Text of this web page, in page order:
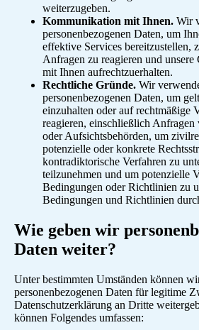
weiterzugeben.
Kommunikation mit Ihnen. Wir
personenbezogenen Daten, um
effektive Services bereitzustellen,
Anfragen zu reagieren und unsere
mit Ihnen aufrechtzuerhalten.
Rechtliche Gründe. Wir
personenbezogenen Daten, um
einzuhalten oder auf rechtmäßige
reagieren, einschließlich
oder Aufsichtsbehörden, um
potenzielle oder konkrete
kontradiktorische Verfahren zu
teilzunehmen und um potenzielle
Bedingungen oder Richtlinien zu
Bedingungen und Richtlinien
Wie geben wir
Daten weiter?
Unter bestimmten Umständen können
personenbezogenen Daten für legitime
Datenschutzerklärung an Dritte
können Folgendes umfassen: